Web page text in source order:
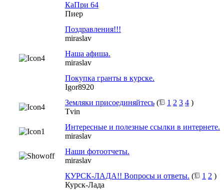
КаПри 64
Пиер
Поздравления!!!
miraslav
Наша афиша.
miraslav
Покупка гранты в курске.
Igor8920
Земляки присоединяйтесь ( 1 2 3 4 )
Tvin
Интересные и полезные ссылки в интернете.
miraslav
Наши фотоотчеты.
miraslav
КУРСК-ЛАДА!! Вопросы и ответы. ( 1 2 )
Курск-Лада